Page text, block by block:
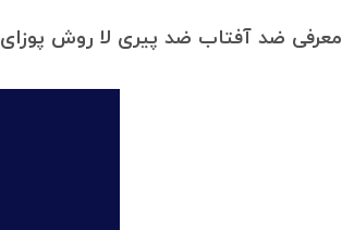
معرفی ضد آفتاب ضد پیری لا روش پوزای La Roche-Posay Anthelios Age Correct SPF50